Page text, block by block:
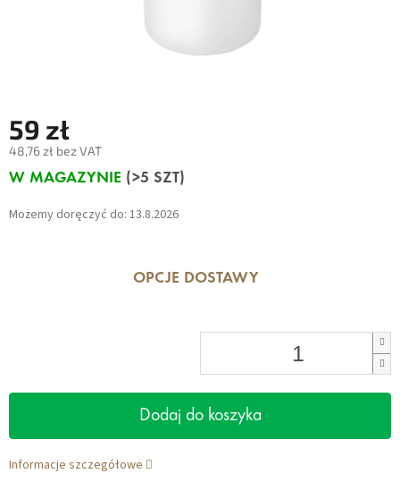
59 zł
48,76 zł bez VAT
Cena
W MAGAZYNIE (>5 SZT)
Możemy doręczyć do: 13.8.2026
OPCJE DOSTAWY
Dodaj do koszyka
Informacje szczegółowe